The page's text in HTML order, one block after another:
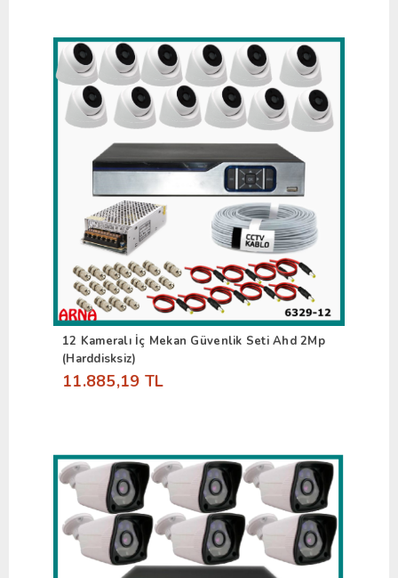
12 Kameralı İç Mekan Güvenlik Seti Ahd 2Mp
(Harddisksiz)
11.885,19 TL